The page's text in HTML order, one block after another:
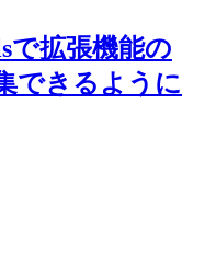
で拡張機能の
できるように